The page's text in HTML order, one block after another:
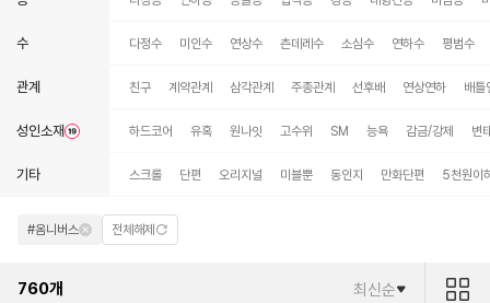
수 다정수 미인수 연상수 츤데레수 소심수 연하수 평범수
관계 친구 계약관계 삼각관계 주종관계 선후배 연상연하 배틀
성인소재 하드코어 유혹 원나잇 고수위 SM 능욕 감금/강제 변
기타 스크롤 단편 오리지널 미블뿐 동인지 만화단편 5천원이
#옴니버스 전체해제
760개 최신순